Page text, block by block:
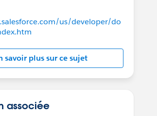
us/developer/do
savoir plus sur ce sujet
associée